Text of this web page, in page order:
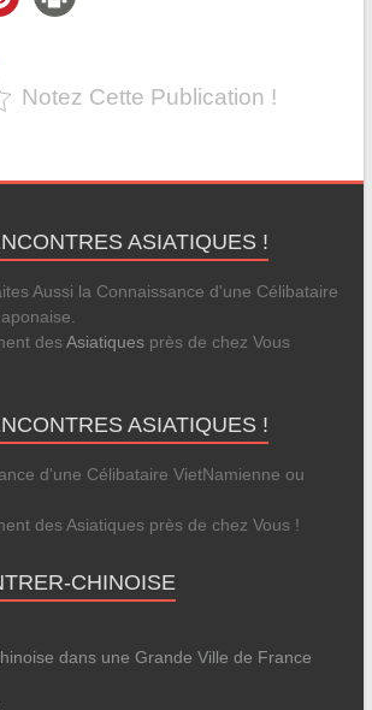
Notez Cette Publication !
ASIATIQUES !
Aussi la Connaissance d'une Célibataire
desAsiatiquesprès de chez Vous
ASIATIQUES !
d'une Célibataire VietNamienne ou
des Asiatiques près de chez Vous !
CHINOISE
dans une Grande Ville de France